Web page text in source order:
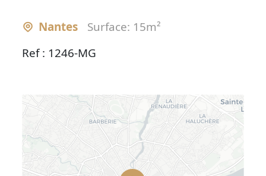
Nantes
Surface: 15m²
Ref : 1246-MG